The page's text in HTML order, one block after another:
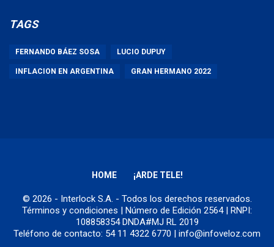
TAGS
FERNANDO BÁEZ SOSA LUCIO DUPUY
INFLACION EN ARGENTINA GRAN HERMANO 2022
HOME ¡ARDE TELE!
© 2026 - Interlock S.A. - Todos los derechos reservados.
Términos y condiciones | Número de Edición 2564 | RNPI:
108858354 DNDA#MJ RL 2019
Teléfono de contacto: 54 11 4322 6770 | info@infoveloz.com